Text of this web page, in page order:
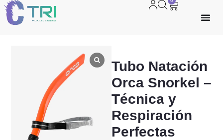
Tubo Natación
Orca Snorkel –
Técnica y
Respiración
Perfectas